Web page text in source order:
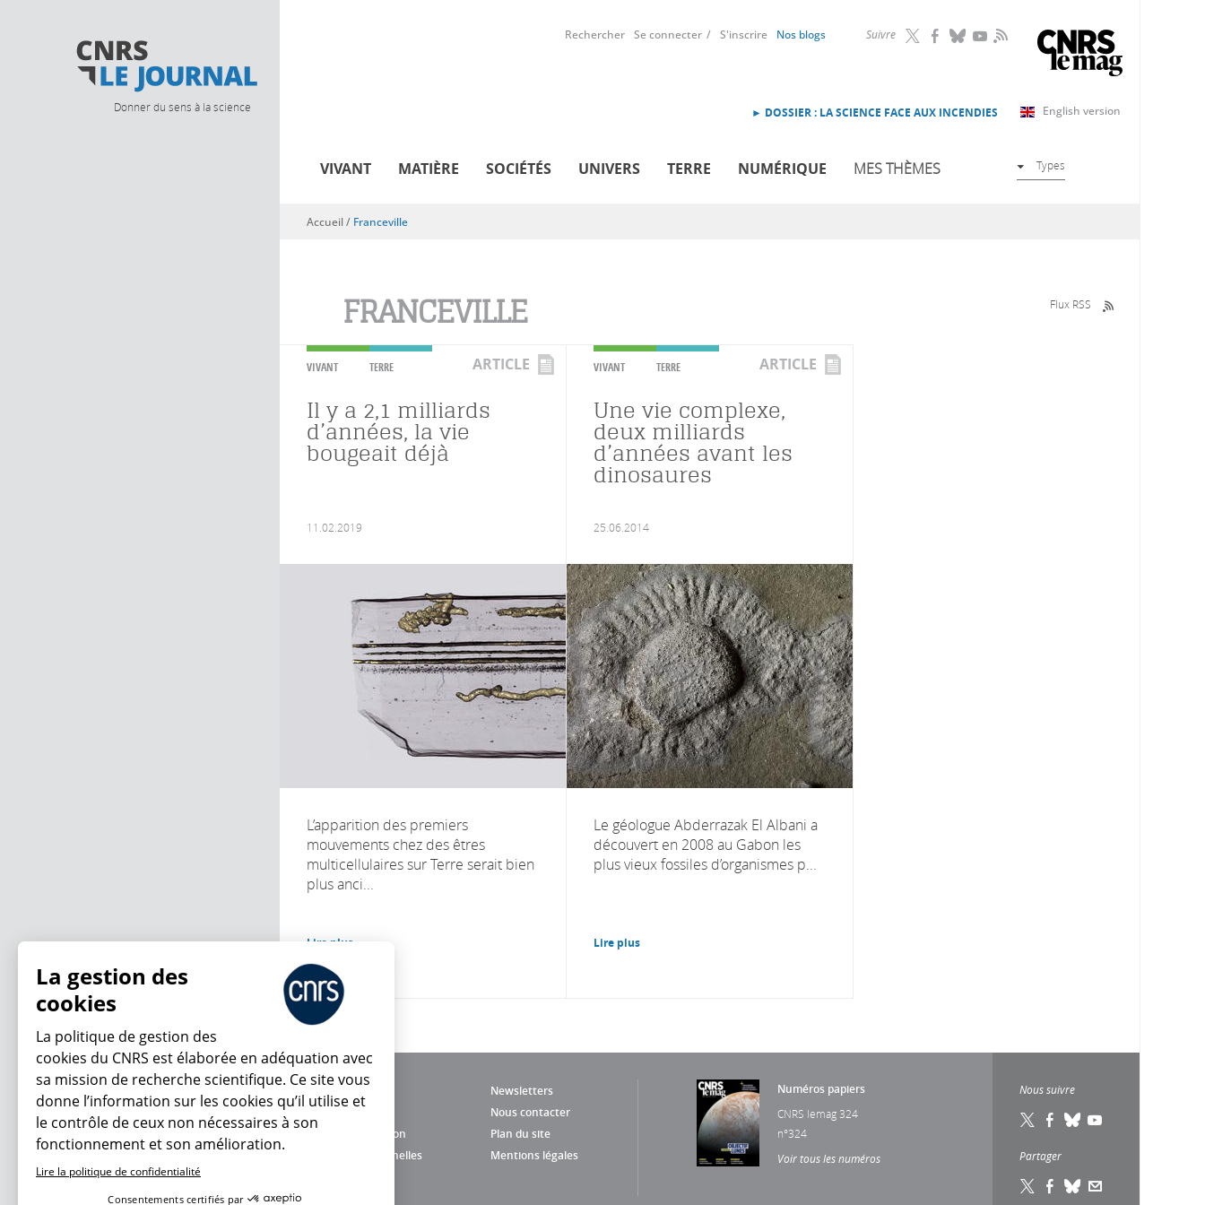
Donner du sens à la science
Suivre RSS
Rechercher Se connecter S'inscrire Nos blogs
English version
► DOSSIER : LA SCIENCE FACE AUX INCENDIES
VIVANT MATIÈRE SOCIÉTÉS UNIVERS TERRE NUMÉRIQUE MES THÈMES Types
Vous êtes ici
Accueil/ Franceville
FRANCEVILLE Flux RSS
VIVANT TERRE ARTICLE
Il y a 2,1 milliards
d’années, la vie
bougeait déjà
11.02.2019
L’apparition des premiers
mouvements chez des êtres
multicellulaires sur Terre serait bien
plus anci...
Lire plus
VIVANT TERRE ARTICLE
Une vie complexe,
deux milliards
d’années avant les
dinosaures
25.06.2014
Le géologue Abderrazak El Albani a
découvert en 2008 au Gabon les
plus vieux fossiles d’organismes p...
Lire plus
Newsletters
Nous contacter
Charte d'utilisation
Plan du site
Données personnelles
Mentions légales
Numéros papiers
CNRS lemag 324
n°324
Voir tous les numéros
Nous suivre
Partager
En ce moment
La gestion des
cookies
La politique de gestion des
cookies du CNRS est élaborée en adéquation avec
sa mission de recherche scientifique. Ce site vous
donne l’information sur les cookies qu’il utilise et
le contrôle de ceux non nécessaires à son
fonctionnement et son amélioration.
Lire la politique de confidentialité
Consentements certifiés par